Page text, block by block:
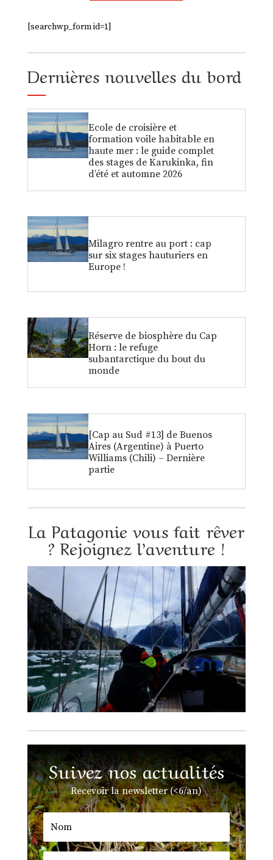
[searchwp_form id=1]
Dernières nouvelles du bord
Ecole de croisière et
formation voile habitable en
haute mer : le guide complet
des stages de Karukinka, fin
d’été et automne 2026
Milagro rentre au port : cap
sur six stages hauturiers en
Europe !
Réserve de biosphère du Cap
Horn : le refuge
subantarctique du bout du
monde
[Cap au Sud #13] de Buenos
Aires (Argentine) à Puerto
Williams (Chili) – Dernière
partie
La Patagonie vous fait rêver
? Rejoignez l’aventure !
Suivez nos actualités
Recevoir la newsletter (<6/an)